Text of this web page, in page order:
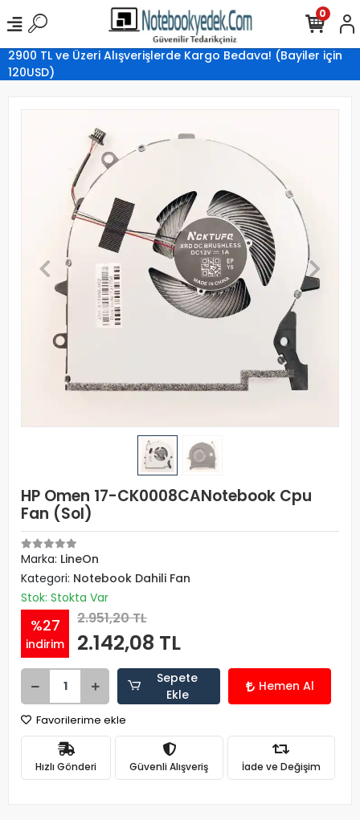
2900 TL ve Üzeri Alışverişlerde Kargo Bedava! (Bayiler için
120USD)
0
HP Omen 17-CK0008CANotebook Cpu
Fan (Sol)
Marka: LineOn
Kategori: Notebook Dahili Fan
Stok: Stokta Var
%27
indirim
2.951,20 TL
2.142,08 TL
Sepete
Ekle
Hemen Al
Favorilerime ekle
Hızlı Gönderi Güvenli Alışveriş İade ve Değişim